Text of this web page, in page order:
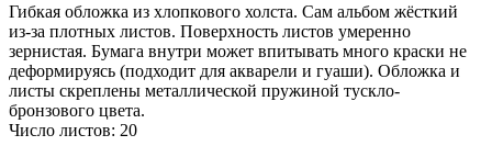
Гибкая обложка из хлопкового холста. Сам альбом жёсткий
из-за плотных листов. Поверхность листов умеренно
зернистая. Бумага внутри может впитывать много краски не
деформируясь (подходит для акварели и гуаши). Обложка и
листы скреплены металлической пружиной тускло-
бронзового цвета.
Число листов: 20